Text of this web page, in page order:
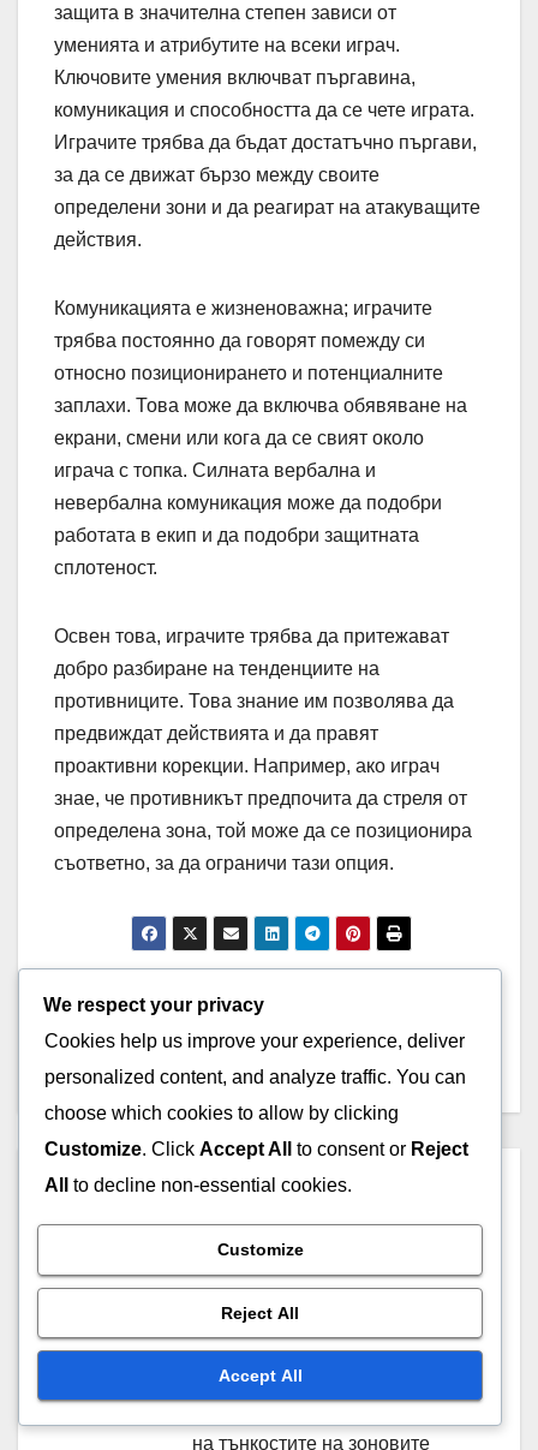
защита в значителна степен зависи от
уменията и атрибутите на всеки играч.
Ключовите умения включват пъргавина,
комуникация и способността да се чете играта.
Играчите трябва да бъдат достатъчно пъргави,
за да се движат бързо между своите
определени зони и да реагират на атакуващите
действия.
Комуникацията е жизненоважна; играчите
трябва постоянно да говорят помежду си
относно позиционирането и потенциалните
заплахи. Това може да включва обявяване на
екрани, смени или кога да се свият около
играча с топка. Силната вербална и
невербална комуникация може да подобри
работата в екип и да подобри защитната
сплотеност.
Освен това, играчите трябва да притежават
добро разбиране на тенденциите на
противниците. Това знание им позволява да
предвиждат действията и да правят
проактивни корекции. Например, ако играч
знае, че противникът предпочита да стреля от
определена зона, той може да се позиционира
съответно, за да ограничи тази опция.
Post
navigation
2-3 Зонна защита:
ByДерек Ашуд
Бивш колежански треньор по
анализатор, Дерек Ашуд е
посветил кариерата си на
изучаването и преподаването
на тънкостите на зоновите
We respect your privacy
Cookies help us improve your experience, deliver
personalized content, and analyze traffic. You can
choose which cookies to allow by clicking
Customize. Click Accept All to consent or Reject
All
to decline non-essential cookies.
Customize
Reject All
Accept All